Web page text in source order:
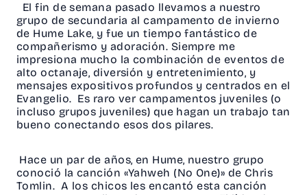
El fin de semana pasado llevamos a nuestro
grupo de secundaria al campamento de invierno
de Hume Lake, y fue un tiempo fantástico de
compañerismo y adoración. Siempre me
impresiona mucho la combinación de eventos de
alto octanaje, diversión y entretenimiento, y
mensajes expositivos profundos y centrados en el
Evangelio. Es raro ver campamentos juveniles (o
incluso grupos juveniles) que hagan un trabajo tan
bueno conectando esos dos pilares.
Hace un par de años, en Hume, nuestro grupo
conoció la canción «Yahweh (No One)» de Chris
Tomlin. A los chicos les encantó esta canción